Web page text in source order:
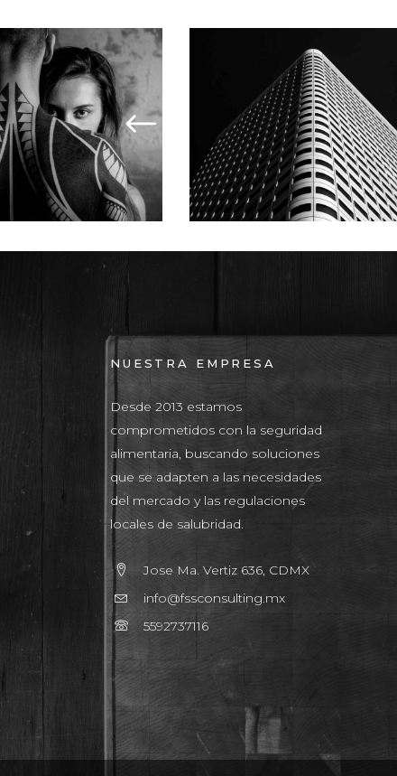
MASONRY SMALL MASONRY
NUESTRA EMPRESA
Desde 2013 estamos
comprometidos con la seguridad
alimentaria, buscando soluciones
que se adapten a las necesidades
del mercado y las regulaciones
locales de salubridad.
Jose Ma. Vertiz 636, CDMX
info@fssconsulting.mx
5592737116